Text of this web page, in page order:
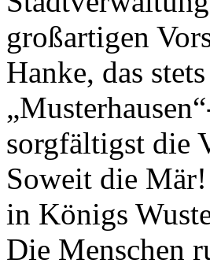
großartigen
Hanke, das
sorgfältigst die
Soweit die
in Königs
Die Menschen